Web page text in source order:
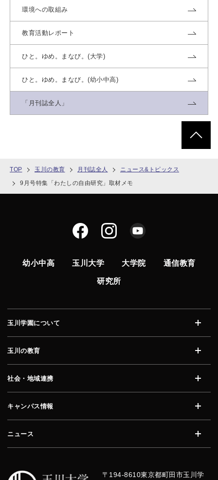
TOP 玉川の教育 月刊誌全人
ニュース&トピックス
9月号特集「わたしの自由研究」取材メモ
環境への取組み
教育活動レポート
ひと。ゆめ。まなび。(大学)
ひと。ゆめ。まなび。(幼小中高)
「月刊誌全人」
幼小中高 玉川大学 大学院 通信教育
研究所
玉川学園について
玉川の教育
社会・地域連携
キャンパス情報
ニュース
〒194-8610東京都町田市玉川学